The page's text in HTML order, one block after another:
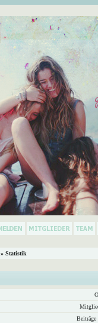
» Statistik
Beiträge